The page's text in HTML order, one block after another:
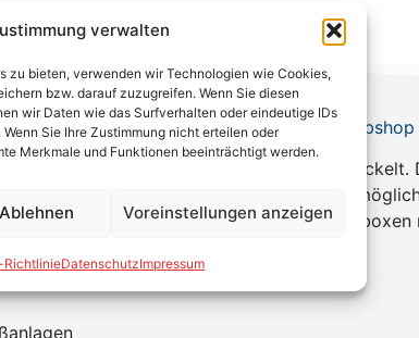
verwalten
zu bieten, verwenden wir Technologien wie Cookies,
bzw. darauf zuzugreifen. Wenn Sie diesen
wir Daten wie das Surfverhalten oder eindeutige IDs
Sie Ihre Zustimmung nicht erteilen oder
Merkmale und Funktionen beeinträchtigt werden.
Ablehnen Voreinstellungen anzeigen
DatenschutzImpressum
direkt über den Fronius Solarweb-
die Anforderungen von Großanlagen
im Innen- als auch im Außenbereich
ist kein Einsatz von Strangsammelboxen